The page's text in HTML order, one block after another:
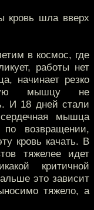
кровь шла вверх
в космос, где
работы нет
начинает резко
мышцу не
И 18 дней стали
мышца
по возвращении,
кровь качать. В
тяжелее идет
критичной
это зависит
тяжело, а